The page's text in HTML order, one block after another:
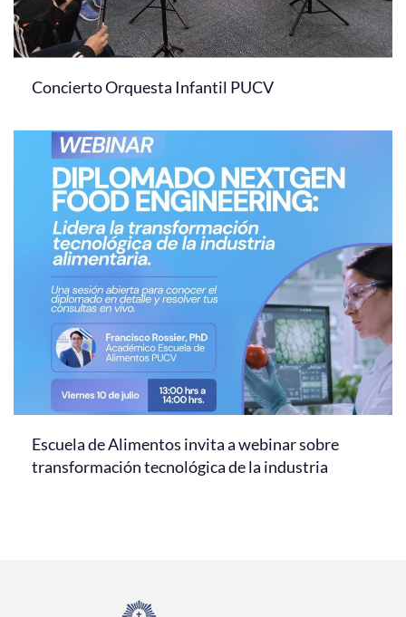
Concierto Orquesta Infantil PUCV
Escuela de Alimentos invita a webinar sobre
transformación tecnológica de la industria